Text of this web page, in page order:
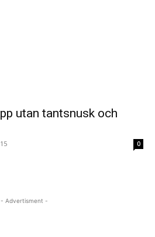
utan tantsnusk och
0
- Advertisment -